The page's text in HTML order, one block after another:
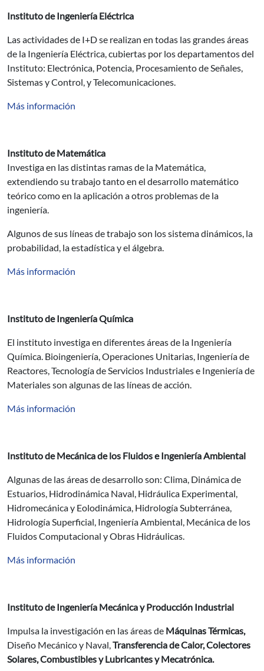
Instituto de Ingeniería Eléctrica
Las actividades de I+D se realizan en todas las grandes áreas
de la Ingeniería Eléctrica, cubiertas por los departamentos del
Instituto: Electrónica, Potencia, Procesamiento de Señales,
Sistemas y Control, y Telecomunicaciones.
Más información
Instituto de Matemática
Investiga en las distintas ramas de la Matemática,
extendiendo su trabajo tanto en el desarrollo matemático
teórico como en la aplicación a otros problemas de la
ingeniería.
Algunos de sus líneas de trabajo son los sistema dinámicos, la
probabilidad, la estadística y el álgebra.
Más información
Instituto de Ingeniería Química
El instituto investiga en diferentes áreas de la Ingeniería
Química. Bioingeniería, Operaciones Unitarias, Ingeniería de
Reactores, Tecnología de Servicios Industriales e Ingeniería de
Materiales son algunas de las líneas de acción.
Más información
Instituto de Mecánica de los Fluidos e Ingeniería Ambiental
Algunas de las áreas de desarrollo son: Clima, Dinámica de
Estuarios, Hidrodinámica Naval, Hidráulica Experimental,
Hidromecánica y Eolodinámica, Hidrología Subterránea,
Hidrología Superficial, Ingeniería Ambiental, Mecánica de los
Fluidos Computacional y Obras Hidráulicas.
Más información
Instituto de Ingeniería Mecánica y Producción Industrial
Impulsa la investigación en las áreas de Máquinas Térmicas,
Diseño Mecánico y Naval,Transferencia de Calor, Colectores
Solares, Combustibles y Lubricantes y Mecatrónica.